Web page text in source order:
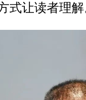
式让读者理